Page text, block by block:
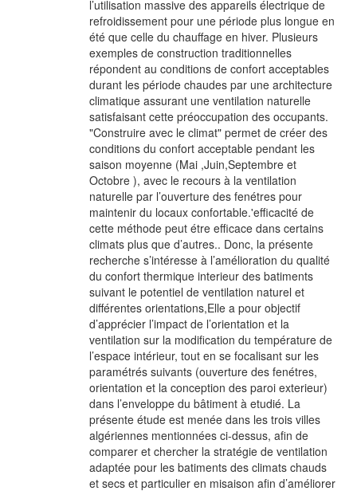
l’utilisation massive des appareils électrique de
refroidissement pour une période plus longue en
été que celle du chauffage en hiver. Plusieurs
exemples de construction traditionnelles
répondent au conditions de confort acceptables
durant les période chaudes par une architecture
climatique assurant une ventilation naturelle
satisfaisant cette préoccupation des occupants.
"Construire avec le climat" permet de créer des
conditions du confort acceptable pendant les
saison moyenne (Mai ,Juin,Septembre et
Octobre ), avec le recours à la ventilation
naturelle par l’ouverture des fenétres pour
maintenir du locaux confortable.'efficacité de
cette méthode peut étre efficace dans certains
climats plus que d’autres.. Donc, la présente
recherche s’intéresse à l’amélioration du qualité
du confort thermique interieur des batiments
suivant le potentiel de ventilation naturel et
différentes orientations,Elle a pour objectif
d’apprécier l’impact de l’orientation et la
ventilation sur la modification du température de
l’espace intérieur, tout en se focalisant sur les
paramétrés suivants (ouverture des fenétres,
orientation et la conception des paroi exterieur)
dans l’enveloppe du bâtiment à etudié. La
présente étude est menée dans les trois villes
algériennes mentionnées ci-dessus, afin de
comparer et chercher la stratégie de ventilation
adaptée pour les batiments des climats chauds
et secs et particulier en misaison afin d’améliorer